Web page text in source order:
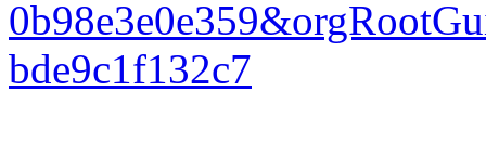
bde9c1f132c7